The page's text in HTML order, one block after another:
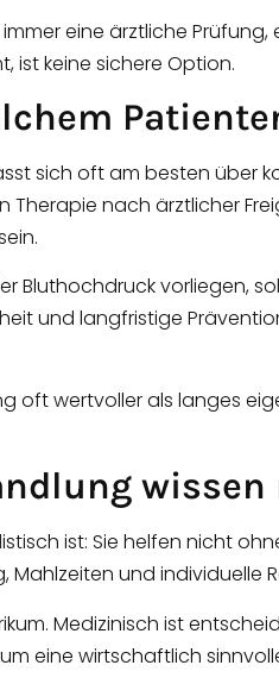
eine ärztliche
ist keine sichere Option.
sich oft am besten über
nach ärztlicher
Bluthochdruck vorliegen,
und langfristige
oft wertvoller als langes
ist: Sie helfen nicht
und individuelle
Medizinisch ist
eine wirtschaftlich